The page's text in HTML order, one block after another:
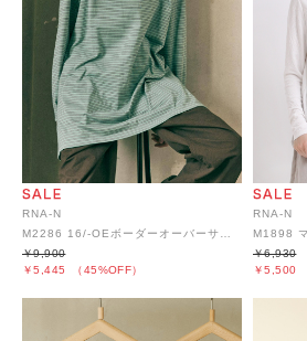
RNA-N
￥5,445 （45%OFF）
￥9,900
RNA-N
￥5,500
￥6,930